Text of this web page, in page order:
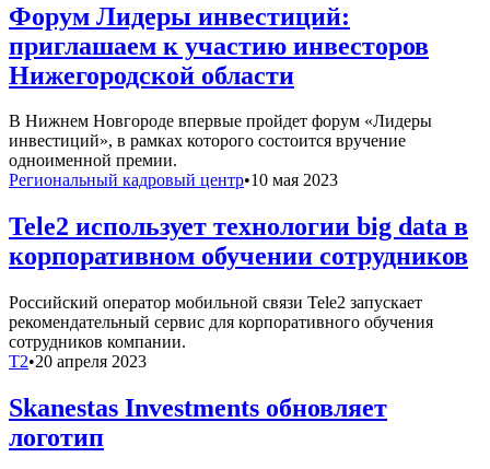
Форум Лидеры инвестиций:
приглашаем к участию инвесторов
Нижегородской области
В Нижнем Новгороде впервые пройдет форум «Лидеры
инвестиций», в рамках которого состоится вручение
одноименной премии.
Региональный кадровый центр•10 мая 2023
Tele2 использует технологии big data в
корпоративном обучении сотрудников
Российский оператор мобильной связи Tele2 запускает
рекомендательный сервис для корпоративного обучения
сотрудников компании.
T2•20 апреля 2023
Skanestas Investments обновляет
логотип